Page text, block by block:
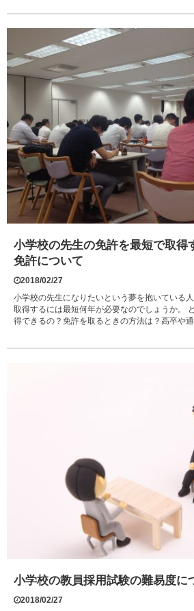
小学校の先生の免許を最短で取得
免許について
2018/02/27
小学校の先生になりたいという夢を抱いている
取得するには最短何年が必要なのでしょうか。
得できるの？免許を取るときの方法は？高卒や
小学校の教員採用試験の難易度に
2018/02/27